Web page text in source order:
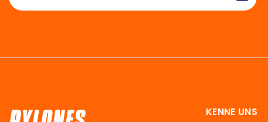
KENNE UNS